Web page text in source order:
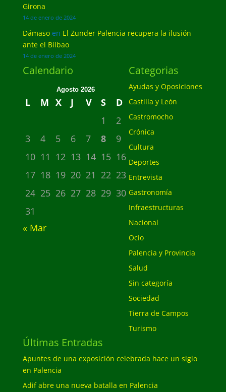
Girona
14 de enero de 2024
Dámasoen El Zunder Palencia recupera la ilusión
ante el Bilbao
14 de enero de 2024
Calendario
Agosto 2026
L M X J V S
D
1
2
3
4 5 6 7 8
9
10 11 12 13 14 15 16
17 18 19 20 21 22 23
24 25 26 27 28 29 30
31
« Mar
Categorias
Ayudas y Oposiciones
Castilla y León
Castromocho
Crónica
Cultura
Deportes
Entrevista
Gastronomía
Infraestructuras
Nacional
Ocio
Palencia y Provincia
Salud
Sin categoría
Sociedad
Tierra de Campos
Turismo
Últimas Entradas
Apuntes de una exposición celebrada hace un siglo
en Palencia
Adif abre una nueva batalla en Palencia